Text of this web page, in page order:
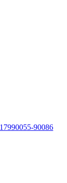
90086